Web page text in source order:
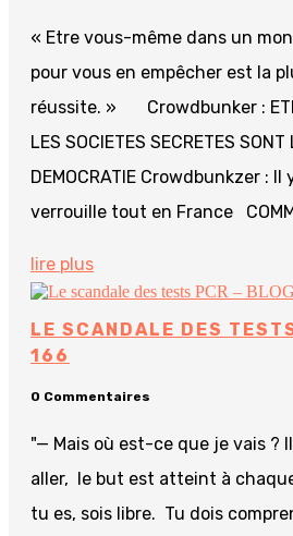
« Etre vous-même dans un
pour vous en empêcher est la
réussite. » Crowdbunker :
LES SOCIETES SECRETES SONT
DEMOCRATIE Crowdbunkzer :
verrouille tout en France
lire plus
LE SCANDALE DES
166
0 Commentaires
"— Mais où est-ce que je vais ?
aller, le but est atteint à
tu es, sois libre. Tu dois